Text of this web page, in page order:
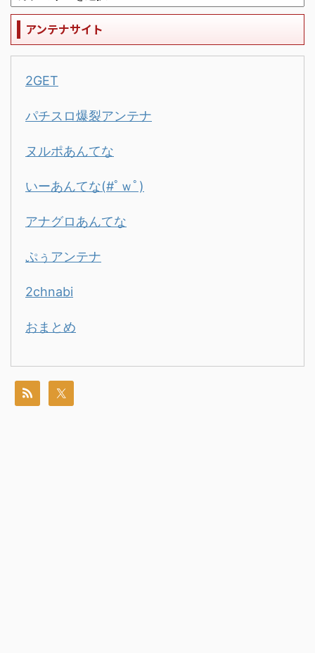
アンテナサイト
2GET
パチスロ爆裂アンテナ
ヌルポあんてな
いーあんてな(#ﾟｗﾟ)
アナグロあんてな
ぷぅアンテナ
2chnabi
おまとめ